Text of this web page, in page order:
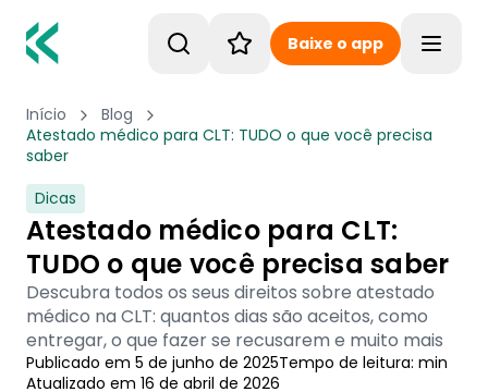
Baixe o app
Início
Blog
Atestado médico para CLT: TUDO o que você precisa
saber
Dicas
Atestado médico para CLT:
TUDO o que você precisa saber
Descubra todos os seus direitos sobre atestado
médico na CLT: quantos dias são aceitos, como
entregar, o que fazer se recusarem e muito mais
Publicado em 5 de junho de 2025Tempo de leitura: min
Atualizado em 16 de abril de 2026